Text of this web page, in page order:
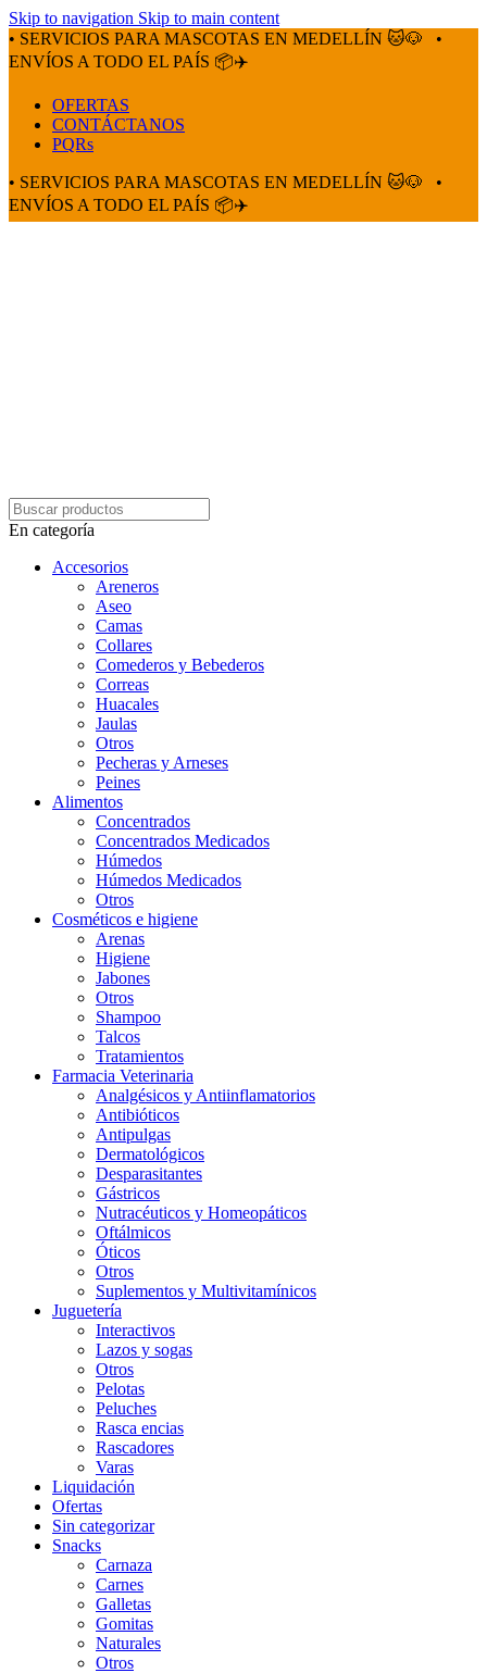
Skip to navigation Skip to main content
• SERVICIOS PARA MASCOTAS EN MEDELLÍN 🐱🐶
•
ENVÍOS A TODO EL PAÍS 📦✈️
OFERTAS
CONTÁCTANOS
PQRs
• SERVICIOS PARA MASCOTAS EN MEDELLÍN 🐱🐶
•
ENVÍOS A TODO EL PAÍS 📦✈️
En categoría
Accesorios
Areneros
Aseo
Camas
Collares
Comederos y Bebederos
Correas
Huacales
Jaulas
Otros
Pecheras y Arneses
Peines
Alimentos
Concentrados
Concentrados Medicados
Húmedos
Húmedos Medicados
Otros
Cosméticos e higiene
Arenas
Higiene
Jabones
Otros
Shampoo
Talcos
Tratamientos
Farmacia Veterinaria
Analgésicos y Antiinflamatorios
Antibióticos
Antipulgas
Dermatológicos
Desparasitantes
Gástricos
Nutracéuticos y Homeopáticos
Oftálmicos
Óticos
Otros
Suplementos y Multivitamínicos
Juguetería
Interactivos
Lazos y sogas
Otros
Pelotas
Peluches
Rasca encias
Rascadores
Varas
Liquidación
Ofertas
Sin categorizar
Snacks
Carnaza
Carnes
Galletas
Gomitas
Naturales
Otros